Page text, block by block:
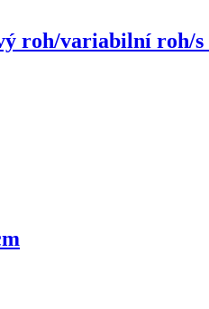
roh/variabilní roh/s